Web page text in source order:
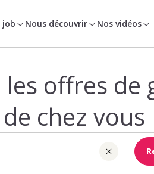
job Nous découvrir Nos vidéos
les offres de
chez vous